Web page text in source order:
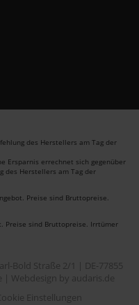
des Herstellers am Tag der
Ersparnis errechnet sich gegenüber
des Herstellers am Tag der
Preise sind Bruttopreise.
Preise sind Bruttopreise. Irrtümer
Bold Straße 2/1 | DE-77855
| Webdesign by audaris.de
Einstellungen